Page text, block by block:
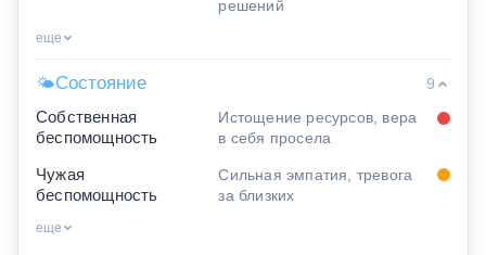
решений
еще
🌤Состояние
9
Собственная
беспомощность
Истощение ресурсов, вера
в себя просела
Чужая
беспомощность
Сильная эмпатия, тревога
за близких
еще